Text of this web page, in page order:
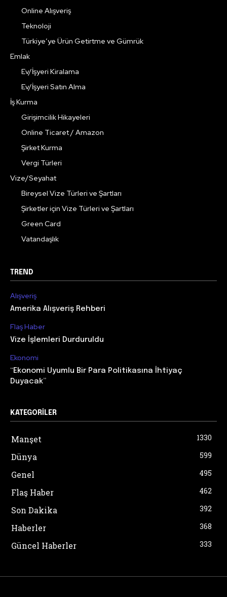
Online Alışveriş
Teknoloji
Türkiye’ye Ürün Getirtme ve Gümrük
Emlak
Ev/İşyeri Kiralama
Ev/İşyeri Satın Alma
İş Kurma
Girişimcilik Hikayeleri
Online Ticaret / Amazon
Şirket Kurma
Vergi Türleri
Vize/Seyahat
Bireysel Vize Türleri ve Şartları
Şirketler için Vize Türleri ve Şartları
Green Card
Vatandaşlık
TREND
Alışveriş
Amerika Alışveriş Rehberi
Flaş Haber
Vize İşlemleri Durduruldu
Ekonomi
“Ekonomi Uyumlu Bir Para Politikasına İhtiyaç
Duyacak”
KATEGORILER
Manşet 1330
Dünya 599
Genel 495
Flaş Haber 462
Son Dakika 392
Haberler 368
Güncel Haberler 333